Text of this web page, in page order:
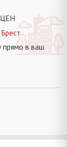
прямо в ваш